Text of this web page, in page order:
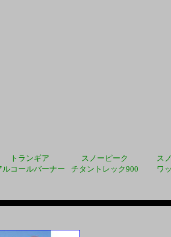
トランギア
ルコールバーナー
スノーピーク
チタントレック900
ス
ワ